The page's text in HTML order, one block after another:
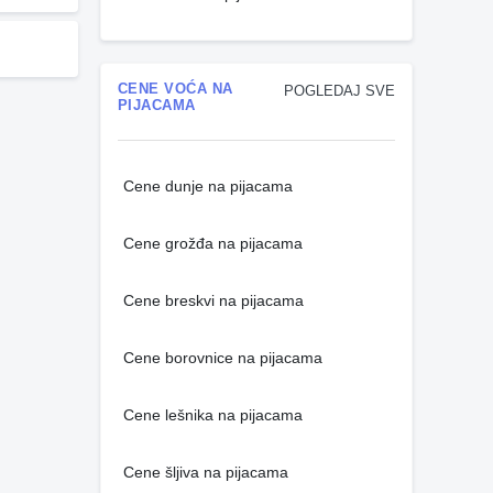
POGLEDAJ SVE
CENE VOĆA NA
PIJACAMA
Cene dunje na pijacama
Cene grožđa na pijacama
Cene breskvi na pijacama
Cene borovnice na pijacama
Cene lešnika na pijacama
Cene šljiva na pijacama